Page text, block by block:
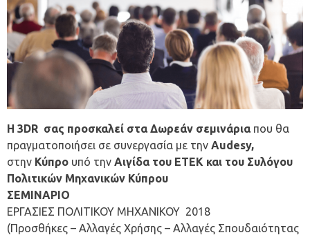
H 3DR σας προσκαλεί στα Δωρεάν σεμινάρια που θα
πραγματοποιήσει σε συνεργασία με την Audesy,
στην Κύπρο υπό την Αιγίδα του ΕΤΕΚ και του Συλόγου
Πολιτικών Μηχανικών Κύπρου
ΣΕΜΙΝΑΡΙΟ
ΕΡΓΑΣΙΕΣ ΠΟΛΙΤΙΚΟΥ ΜΗΧΑΝΙΚΟΥ 2018
(Προσθήκες – Αλλαγές Χρήσης – Αλλαγές Σπουδαιότητας